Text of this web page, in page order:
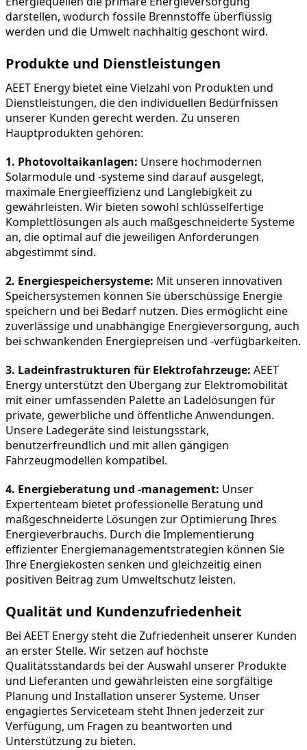
darstellen, wodurch fossile Brennstoffe überflüssig
werden und die Umwelt nachhaltig geschont wird.
Produkte und Dienstleistungen
AEET Energy bietet eine Vielzahl von Produkten und
Dienstleistungen, die den individuellen Bedürfnissen
unserer Kunden gerecht werden. Zu unseren
Hauptprodukten gehören:
1. Photovoltaikanlagen: Unsere hochmodernen
Solarmodule und -systeme sind darauf ausgelegt,
maximale Energieeffizienz und Langlebigkeit zu
gewährleisten. Wir bieten sowohl schlüsselfertige
Komplettlösungen als auch maßgeschneiderte Systeme
an, die optimal auf die jeweiligen Anforderungen
abgestimmt sind.
2. Energiespeichersysteme: Mit unseren innovativen
Speichersystemen können Sie überschüssige Energie
speichern und bei Bedarf nutzen. Dies ermöglicht eine
zuverlässige und unabhängige Energieversorgung, auch
bei schwankenden Energiepreisen und -verfügbarkeiten.
3. Ladeinfrastrukturen für Elektrofahrzeuge: AEET
Energy unterstützt den Übergang zur Elektromobilität
mit einer umfassenden Palette an Ladelösungen für
private, gewerbliche und öffentliche Anwendungen.
Unsere Ladegeräte sind leistungsstark,
benutzerfreundlich und mit allen gängigen
Fahrzeugmodellen kompatibel.
4. Energieberatung und -management: Unser
Expertenteam bietet professionelle Beratung und
maßgeschneiderte Lösungen zur Optimierung Ihres
Energieverbrauchs. Durch die Implementierung
effizienter Energiemanagementstrategien können Sie
Ihre Energiekosten senken und gleichzeitig einen
positiven Beitrag zum Umweltschutz leisten.
Qualität und Kundenzufriedenheit
Bei AEET Energy steht die Zufriedenheit unserer Kunden
an erster Stelle. Wir setzen auf höchste
Qualitätsstandards bei der Auswahl unserer Produkte
und Lieferanten und gewährleisten eine sorgfältige
Planung und Installation unserer Systeme. Unser
engagiertes Serviceteam steht Ihnen jederzeit zur
Verfügung, um Fragen zu beantworten und
Unterstützung zu bieten.